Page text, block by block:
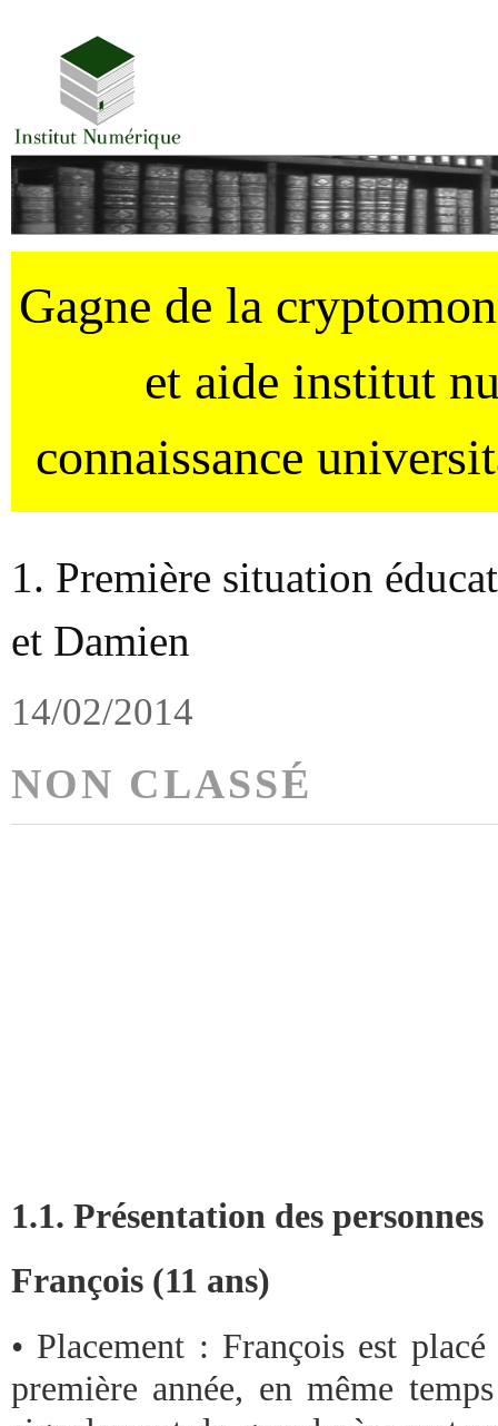
Gagne de la
et aide institut
connaissance
1. Première situation
et Damien
14/02/2014
NON CLASSÉ
1.1. Présentation des personnes
François (11 ans)
• Placement : François est
première année, en même